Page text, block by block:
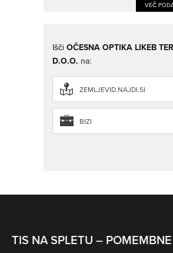
VEČ
Išči OČESNA OPTIKA LIKEB
D.O.O. na:
ZEMLJEVID.NAJDI.SI
BIZI
TIS NA SPLETU –